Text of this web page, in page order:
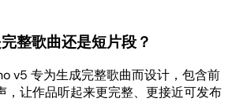
整歌曲还是短片段？
v5 专为生成完整歌曲而设计，包含前
，让作品听起来更完整、更接近可发布